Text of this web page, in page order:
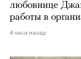
любовнице
работы в
4 часа назад